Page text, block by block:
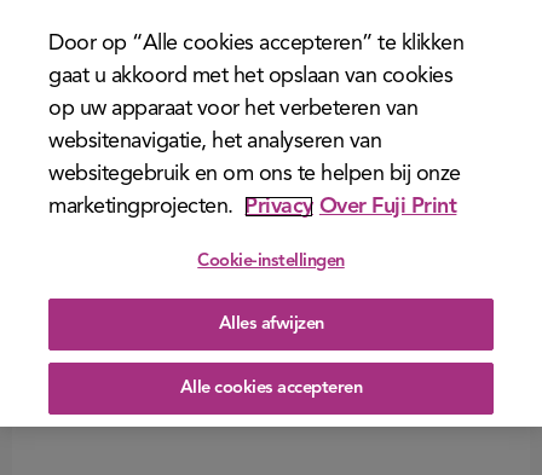
menu
Door op “Alle cookies accepteren” te klikken
gaat u akkoord met het opslaan van cookies
op uw apparaat voor het verbeteren van
websitenavigatie, het analyseren van
websitegebruik en om ons te helpen bij onze
marketingprojecten.
Privacy Over Fuji Print
Cookie-instellingen
Alles afwijzen
Alle cookies accepteren